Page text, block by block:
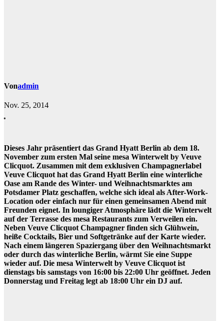
Vonadmin
Nov. 25, 2014
Dieses Jahr präsentiert das Grand Hyatt Berlin ab dem 18.
November zum ersten Mal seine mesa Winterwelt by Veuve
Clicquot. Zusammen mit dem exklusiven Champagnerlabel
Veuve Clicquot hat das Grand Hyatt Berlin eine winterliche
Oase am Rande des Winter- und Weihnachtsmarktes am
Potsdamer Platz geschaffen, welche sich ideal als After-Work-
Location oder einfach nur für einen gemeinsamen Abend mit
Freunden eignet. In loungiger Atmosphäre lädt die Winterwelt
auf der Terrasse des mesa Restaurants zum Verweilen ein.
Neben Veuve Clicquot Champagner finden sich Glühwein,
heiße Cocktails, Bier und Softgetränke auf der Karte wieder.
Nach einem längeren Spaziergang über den Weihnachtsmarkt
oder durch das winterliche Berlin, wärmt Sie eine Suppe
wieder auf. Die mesa Winterwelt by Veuve Clicquot ist
dienstags bis samstags von 16:00 bis 22:00 Uhr geöffnet. Jeden
Donnerstag und Freitag legt ab 18:00 Uhr ein DJ auf.